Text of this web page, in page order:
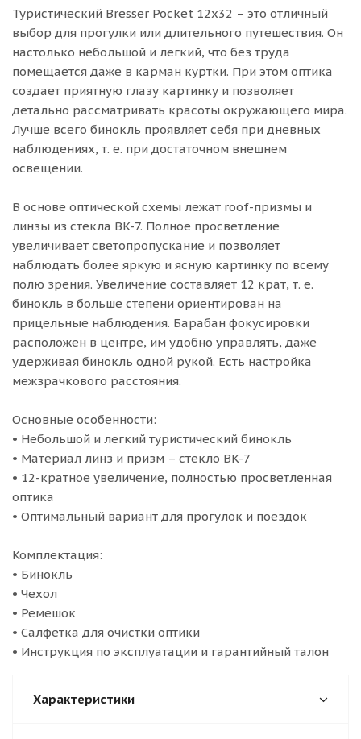
Туристический Bresser Pocket 12x32 – это отличный
выбор для прогулки или длительного путешествия. Он
настолько небольшой и легкий, что без труда
помещается даже в карман куртки. При этом оптика
создает приятную глазу картинку и позволяет
детально рассматривать красоты окружающего мира.
Лучше всего бинокль проявляет себя при дневных
наблюдениях, т. е. при достаточном внешнем
освещении.
В основе оптической схемы лежат roof-призмы и
линзы из стекла BK-7. Полное просветление
увеличивает светопропускание и позволяет
наблюдать более яркую и ясную картинку по всему
полю зрения. Увеличение составляет 12 крат, т. е.
бинокль в больше степени ориентирован на
прицельные наблюдения. Барабан фокусировки
расположен в центре, им удобно управлять, даже
удерживая бинокль одной рукой. Есть настройка
межзрачкового расстояния.
Основные особенности:
• Небольшой и легкий туристический бинокль
• Материал линз и призм – стекло BK-7
• 12-кратное увеличение, полностью просветленная
оптика
• Оптимальный вариант для прогулок и поездок
Комплектация:
• Бинокль
• Чехол
• Ремешок
• Салфетка для очистки оптики
• Инструкция по эксплуатации и гарантийный талон
Характеристики